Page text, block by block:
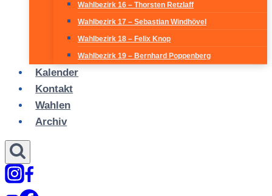
Wahlbezirk 16 – Thorsten Retzlaff
Wahlbezirk 17 – Sebastian Windhövel
Wahlbezirk 18 – Felix Knop
Wahlbezirk 19 – Bernhard Poppenberg
Kalender
Kontakt
Wahlen
Archiv